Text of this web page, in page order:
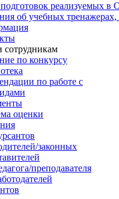
реализуемых
об учебных тренажерах,
сотрудникам
по конкурсу
по работе с
оценки
законных
преподавателя